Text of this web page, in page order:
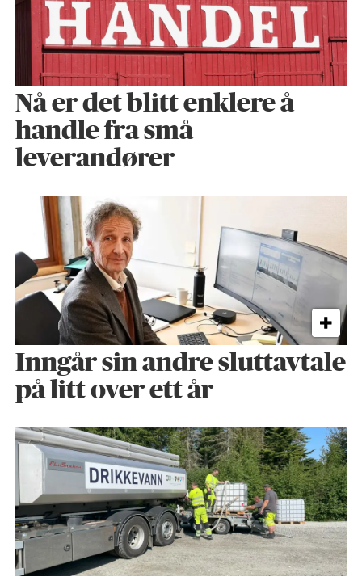
Nå er det blitt enklere å
handle fra små
leverandører
Inngår sin andre sluttavtale
på litt over ett år